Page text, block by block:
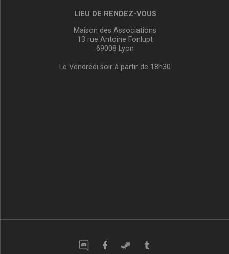
LIEU DE RENDEZ-VOUS
Maison des Associations
13 rue Antoine Fonlupt
69008 Lyon
Le Vendredi soir à partir de 18h30